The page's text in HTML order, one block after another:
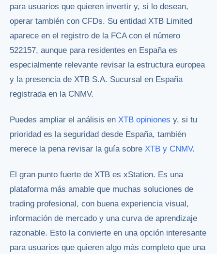
para usuarios que quieren invertir y, si lo desean,
operar también con CFDs. Su entidad XTB Limited
aparece en el registro de la FCA con el número
522157, aunque para residentes en España es
especialmente relevante revisar la estructura europea
y la presencia de XTB S.A. Sucursal en España
registrada en la CNMV.
Puedes ampliar el análisis en XTB opiniones y, si tu
prioridad es la seguridad desde España, también
merece la pena revisar la guía sobre XTB y CNMV.
El gran punto fuerte de XTB es xStation. Es una
plataforma más amable que muchas soluciones de
trading profesional, con buena experiencia visual,
información de mercado y una curva de aprendizaje
razonable. Esto la convierte en una opción interesante
para usuarios que quieren algo más completo que una